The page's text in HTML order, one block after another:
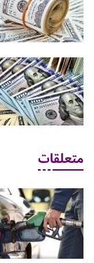
متعلقات